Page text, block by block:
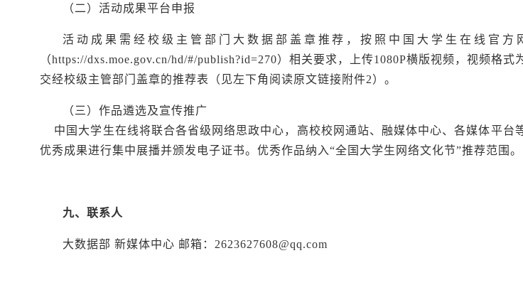
（二）活动成果平台申报
活动成果需经校级主管部门大数据部盖章推荐，按照中国大学生在线官方
（https://dxs.moe.gov.cn/hd/#/publish?id=270）相关要求，上传1080P横版视频，视频格式
交经校级主管部门盖章的推荐表（见左下角阅读原文链接附件2）。
（三）作品遴选及宣传推广
中国大学生在线将联合各省级网络思政中心，高校校网通站、融媒体中心、各媒体平台
优秀成果进行集中展播并颁发电子证书。优秀作品纳入“全国大学生网络文化节”推荐范围。
九、联系人
大数据部 新媒体中心 邮箱：2623627608@qq.com